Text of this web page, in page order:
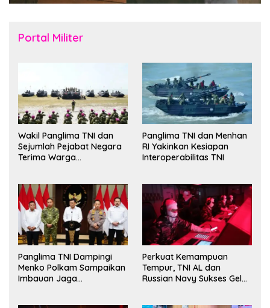
Portal Militer
Wakil Panglima TNI dan
Sejumlah Pejabat Negara
Terima Warga
Panglima TNI dan Menhan
RI Yakinkan Kesiapan
Interoperabilitas TNI
Panglima TNI Dampingi
Menko Polkam Sampaikan
Imbauan Jaga
Perkuat Kemampuan
Tempur, TNI AL dan
Russian Navy Sukses Gelar